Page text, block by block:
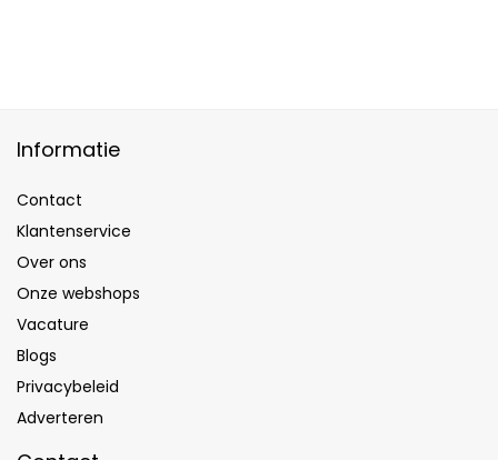
Informatie
Contact
Klantenservice
Over ons
Onze webshops
Vacature
Blogs
Privacybeleid
Adverteren